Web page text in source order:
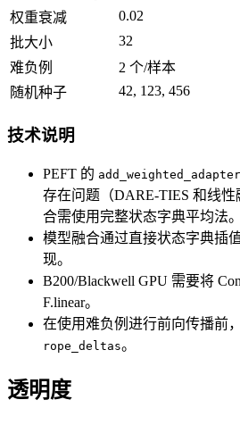
权重衰减
0.02
批大小
32
难负例
2 个/样本
随机种子
42, 123, 456
技术说明
PEFT 的 add_weighted_adapter
存在问题（DARE-TIES 和线
合需使用完整状态字典平均法。
模型融合通过直接状态字典插
现。
B200/Blackwell GPU 需要将
F.linear。
在使用难负例进行前向传播前
rope_deltas。
透明度